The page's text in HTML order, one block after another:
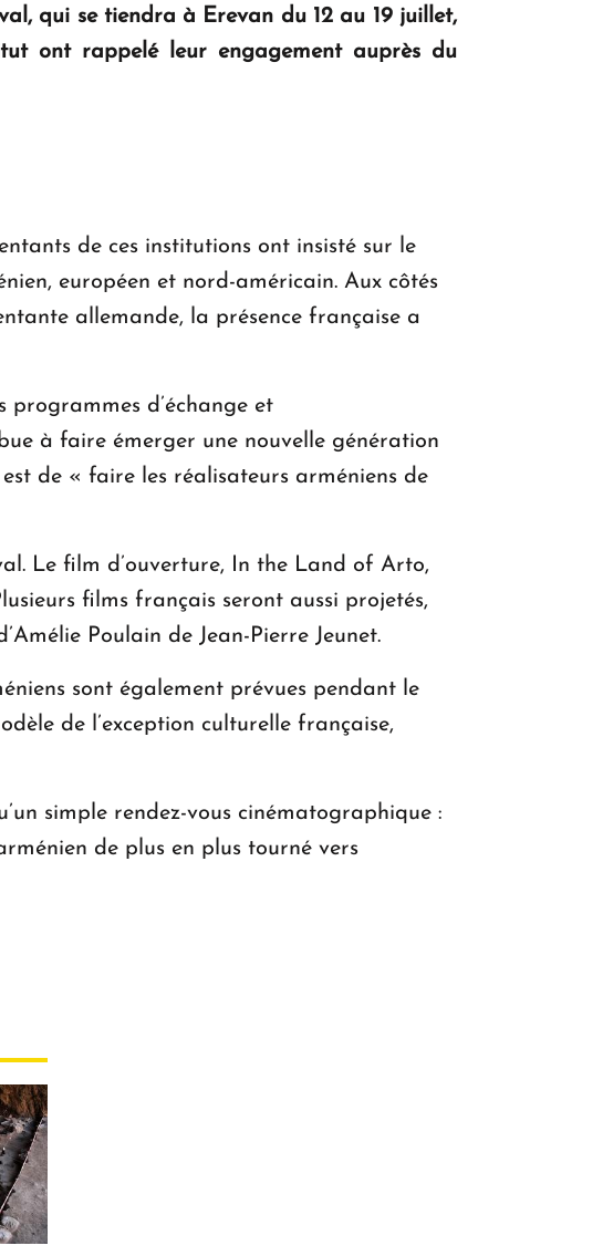
d'avenir en Arménie
qui se tiendra à Erevan du 12 au 19 juillet,
ont rappelé leur engagement auprès du
de ces institutions ont insisté sur le
européen et nord-américain. Aux côtés
allemande, la présence française a
programmes d’échange et
à faire émerger une nouvelle génération
de « faire les réalisateurs arméniens de
Le film d’ouverture, In the Land of Arto,
films français seront aussi projetés,
Poulain de Jean-Pierre Jeunet.
sont également prévues pendant le
de l’exception culturelle française,
simple rendez-vous cinématographique :
de plus en plus tourné vers